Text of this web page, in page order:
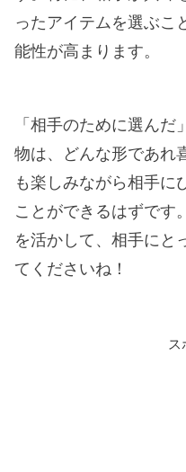
ったアイテムを選ぶこ
能性が高まります。
「相手のために選ん
物は、どんな形であれ
も楽しみながら相手に
ことができるはずです
を活かして、相手にと
てくださいね！
ス